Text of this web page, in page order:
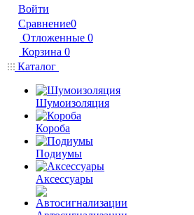
Войти
Сравнение0
Отложенные 0
Корзина 0
Каталог
Шумоизоляция
Короба
Подиумы
Аксессуары